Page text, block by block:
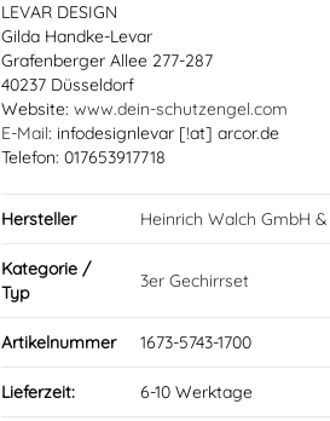
LEVAR DESIGN
Gilda Handke-Levar
Grafenberger Allee 277-287
40237 Düsseldorf
Website: www.dein-schutzengel.com
E-Mail: infodesignlevar [!at] arcor.de
Telefon: 017653917718
Hersteller Heinrich Walch GmbH &
Kategorie /
Typ
3er Gechirrset
Artikelnummer 1673-5743-1700
Lieferzeit: 6-10 Werktage